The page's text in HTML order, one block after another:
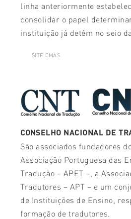
linha anteriormente
consolidar o papel
instituição já detém no seio
SITE CMAS
CONSELHO NACIONAL DE
São associados fundadores
Associação Portuguesa das
Tradução – APET –, a
Tradutores – APT – e um
de Instituições de Ensino,
formação de tradutores.